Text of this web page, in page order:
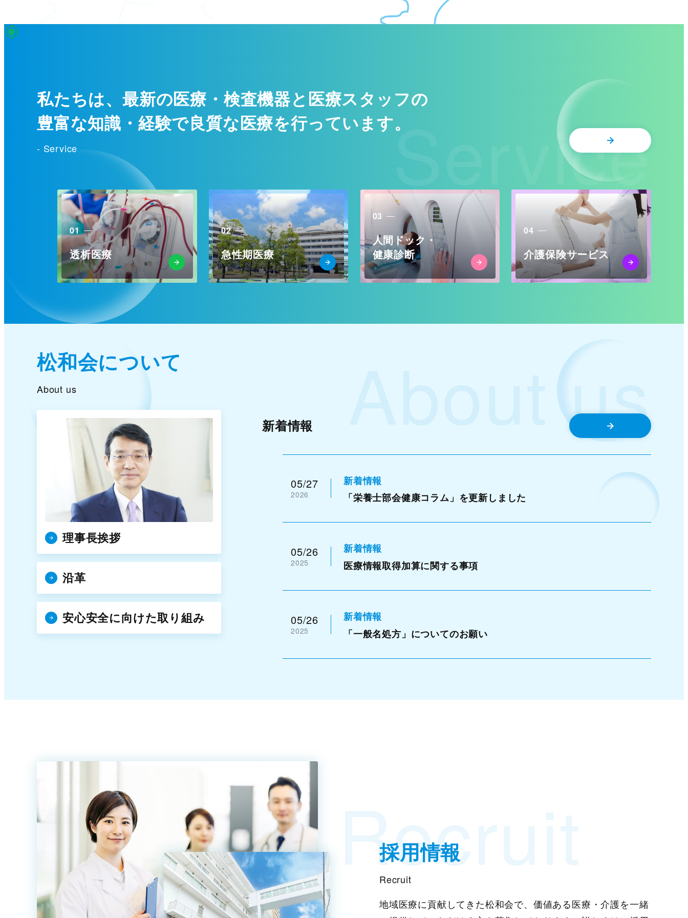
私たちは、最新の医療・検査機器と医療スタッフの
豊富な知識・経験で良質な医療を行っています。
- Service Service
01
透析医療
02
急性期医療
03
人間ドック・
健康診断
04
介護保険サービス
松和会について
About us
理事長挨拶
沿革
安心安全に向けた取り組み
新着情報 About us
05/27
2026
新着情報
「栄養士部会健康コラム」を更新しました
05/26
2025
新着情報
医療情報取得加算に関する事項
05/26
2025
新着情報
「一般名処方」についてのお願い
Recruit
採用情報
Recruit
地域医療に貢献してきた松和会で、価値ある医療・介護を一緒